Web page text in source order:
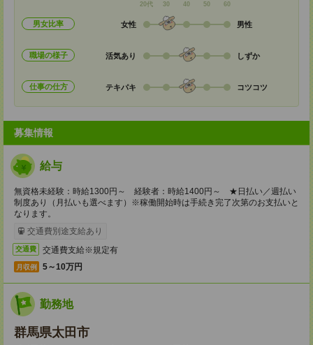
20代 30 40 50 60
男女比率 女性 男性
職場の様子 活気あり しずか
仕事の仕方 テキパキ コツコツ
募集情報
給与
無資格未経験：時給1300円～ 経験者：時給1400円～ ★日払い／週払い
制度あり（月払いも選べます）※稼働開始時は手続き完了次第のお支払いと
なります。
交通費別途支給あり
交通費 交通費支給※規定有
月収例 5～10万円
勤務地
群馬県太田市